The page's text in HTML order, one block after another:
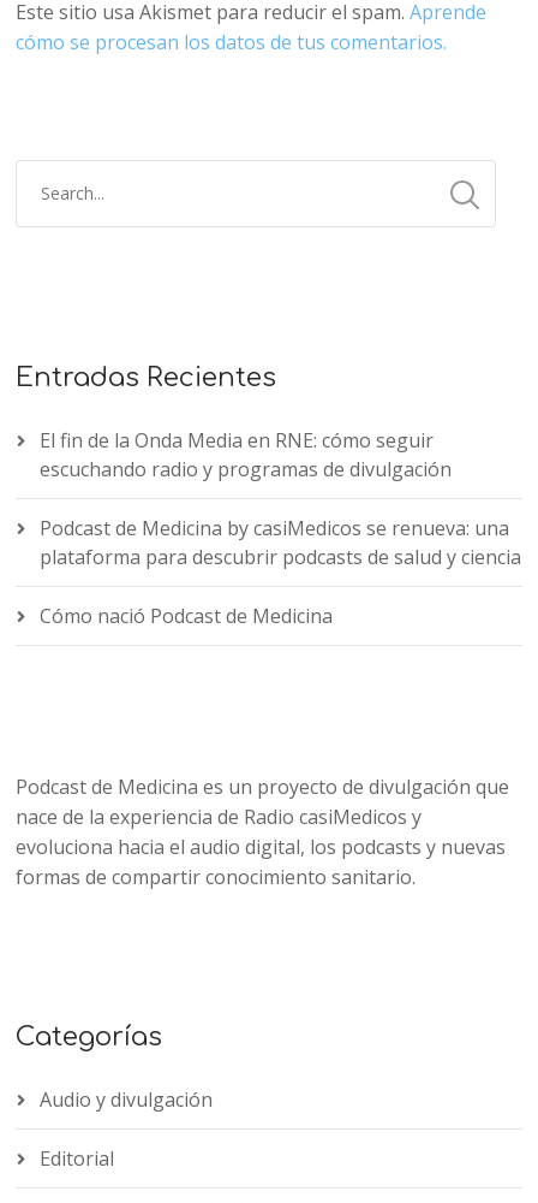
Este sitio usa Akismet para reducir el spam.Aprende
cómo se procesan los datos de tus comentarios.
Entradas Recientes
El fin de la Onda Media en RNE: cómo seguir
escuchando radio y programas de divulgación
Podcast de Medicina by casiMedicos se renueva: una
plataforma para descubrir podcasts de salud y ciencia
Cómo nació Podcast de Medicina
Podcast de Medicina es un proyecto de divulgación que
nace de la experiencia de Radio casiMedicos y
evoluciona hacia el audio digital, los podcasts y nuevas
formas de compartir conocimiento sanitario.
Categorías
Audio y divulgación
Editorial